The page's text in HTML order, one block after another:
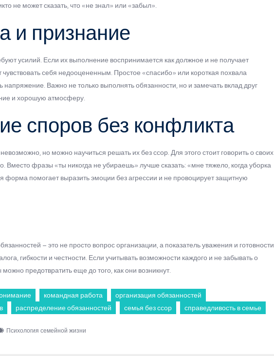
не может сказать, что «не знал» или «забыл».
и признание
усилий. Если их выполнение воспринимается как должное и не получает
чувствовать себя недооцененным. Простое «спасибо» или короткая похвала
напряжение. Важно не только выполнять обязанности, но и замечать вклад друг
и хорошую атмосферу.
споров без конфликта
но можно научиться решать их без ссор. Для этого стоит говорить о своих
Вместо фразы «ты никогда не убираешь» лучше сказать: «мне тяжело, когда уборка
форма помогает выразить эмоции без агрессии и не провоцирует защитную
– это не просто вопрос организации, а показатель уважения и готовности
гибкости и честности. Если учитывать возможности каждого и не забывать о
предотвратить еще до того, как они возникнут.
командная работа
организация обязанностей
распределение обязанностей семья без ссор справедливость в семье
Психология семейной жизни